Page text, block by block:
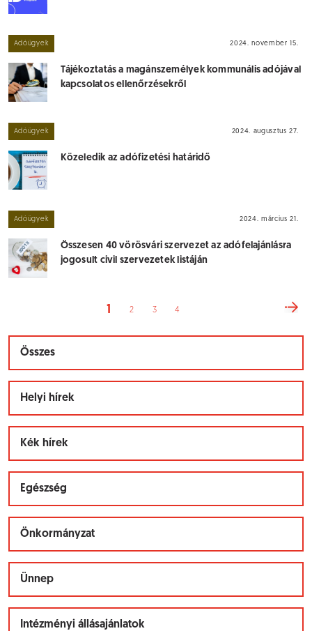
Adóügyek 2024. november 15.
Tájékoztatás a magánszemélyek kommunális adójával
kapcsolatos ellenőrzésekről
Adóügyek 2024. augusztus 27.
Közeledik az adófizetési határidő
Adóügyek 2024. március 21.
Összesen 40 vörösvári szervezet az adófelajánlásra
jogosult civil szervezetek listáján
1 2 3 4
Összes
Helyi hírek
Kék hírek
Egészség
Önkormányzat
Ünnep
Intézményi állásajánlatok